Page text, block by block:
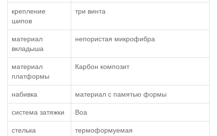
крепление
шипов
три винта
материал
вкладыша
непористая микрофибра
материал
платформы
Карбон композит
набивка материал с памятью формы
система затяжки Boa
стелька термоформуемая